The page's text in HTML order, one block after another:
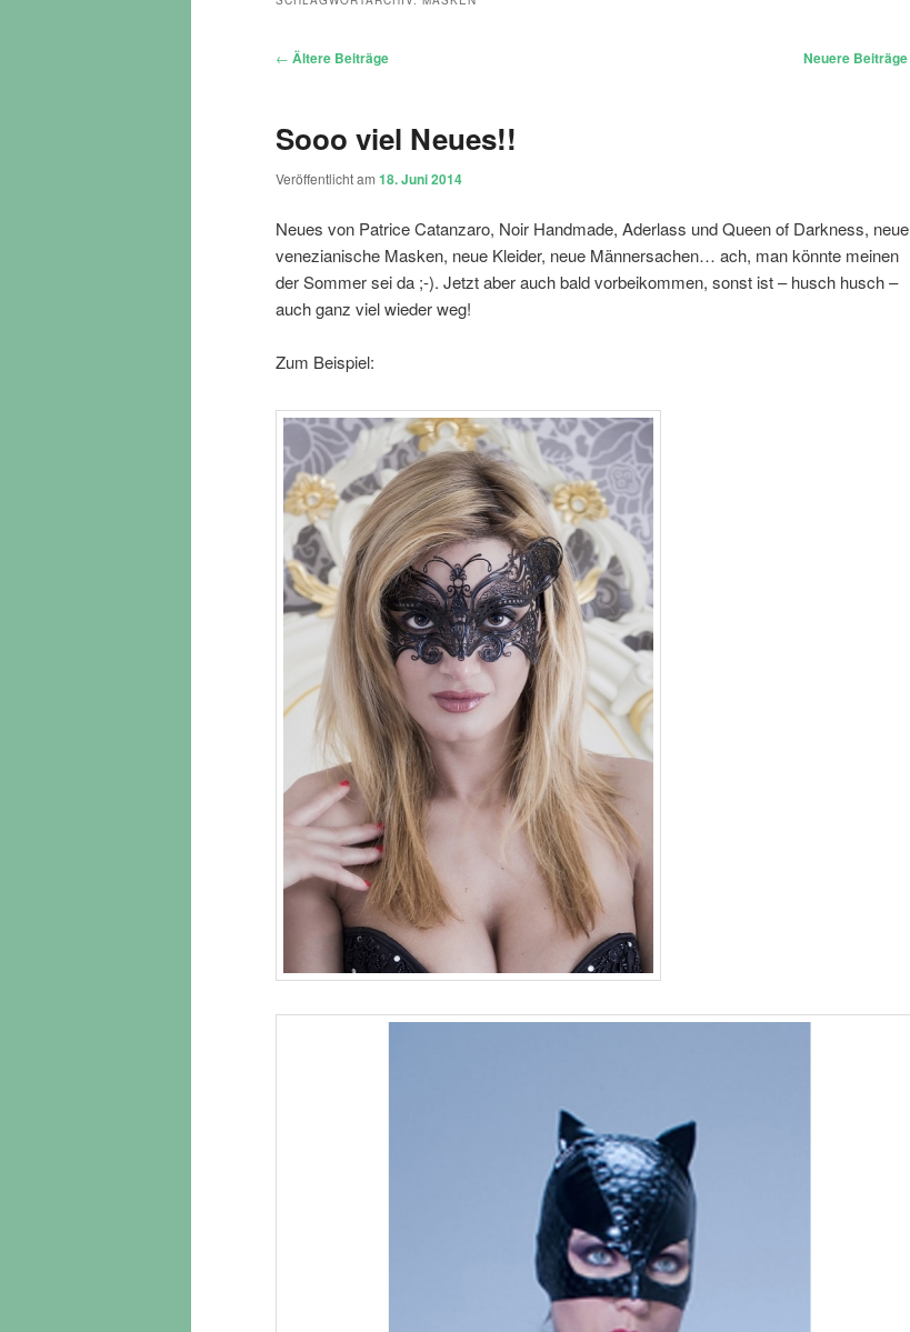
Beitragsnavigation
← Ältere Beiträge Neuere Beiträge
Sooo viel Neues!!
Veröffentlicht am 18. Juni 2014
Neues von Patrice Catanzaro, Noir Handmade, Aderlass und Queen of Darkness, neue
venezianische Masken, neue Kleider, neue Männersachen… ach, man könnte meinen
der Sommer sei da ;-). Jetzt aber auch bald vorbeikommen, sonst ist – husch husch –
auch ganz viel wieder weg!
Zum Beispiel: